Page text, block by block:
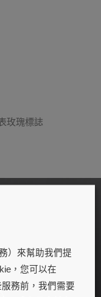
玫瑰標誌
）來幫助我們提
，您可以在
務前，我們需要